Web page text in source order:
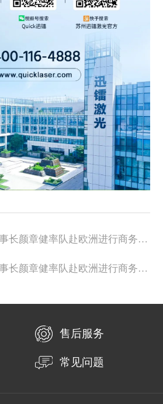
长颜章健率队赴欧洲进行商务考
售后服务
常见问题